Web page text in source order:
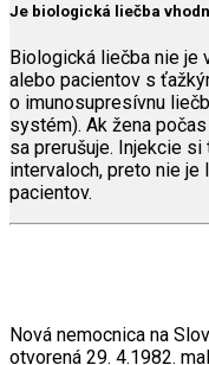
Je biologická liečba
Biologická liečba nie je
alebo pacientov s
o imunosupresívnu
systém). Ak žena
sa prerušuje. Injekcie
intervaloch, preto nie je
pacientov.
Nová nemocnica na
otvorená 29. 4.1982.